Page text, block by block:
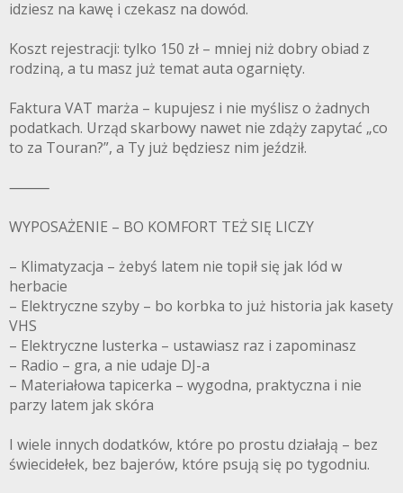
idziesz na kawę i czekasz na dowód.
Koszt rejestracji: tylko 150 zł – mniej niż dobry obiad z
rodziną, a tu masz już temat auta ogarnięty.
Faktura VAT marża – kupujesz i nie myślisz o żadnych
podatkach. Urząd skarbowy nawet nie zdąży zapytać „co
to za Touran?”, a Ty już będziesz nim jeździł.
⸻
WYPOSAŻENIE – BO KOMFORT TEŻ SIĘ LICZY
– Klimatyzacja – żebyś latem nie topił się jak lód w
herbacie
– Elektryczne szyby – bo korbka to już historia jak kasety
VHS
– Elektryczne lusterka – ustawiasz raz i zapominasz
– Radio – gra, a nie udaje DJ-a
– Materiałowa tapicerka – wygodna, praktyczna i nie
parzy latem jak skóra
I wiele innych dodatków, które po prostu działają – bez
świecidełek, bez bajerów, które psują się po tygodniu.